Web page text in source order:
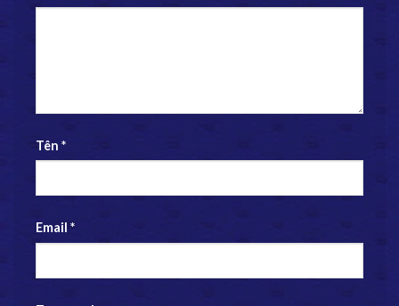
Tên *
Email *